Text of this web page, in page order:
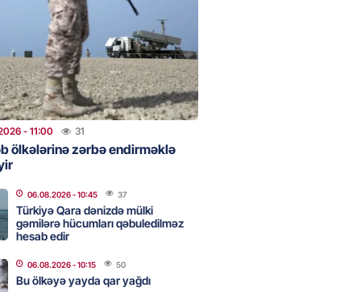
açıqlama verdi
- 09:45 53
problem bitdi –
kanalını qısa müddətdə
Danimarkada “Orhus”
- 17:45
- 11:00 31
ölkələrinə zərbə endirməklə
06.08.2026- 10:45 37
Türkiyə Qara dənizdə mülki
gəmilərə hücumları qəbuledilməz
hesab edir
06.08.2026- 10:15 50
Bu ölkəyə yayda qar yağdı